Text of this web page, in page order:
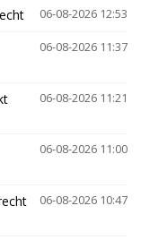
06-08-2026 12:53
06-08-2026 11:37
06-08-2026 11:21
06-08-2026 11:00
06-08-2026 10:47